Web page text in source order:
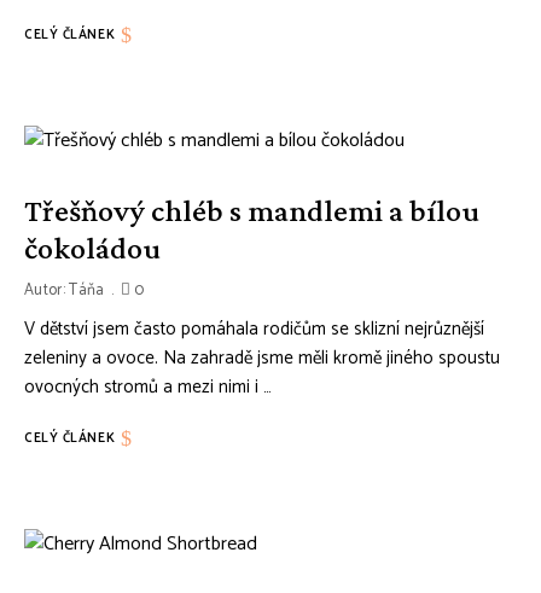
CELÝ ČLÁNEK
Třešňový chléb s mandlemi a bílou
čokoládou
Autor:Táňa 0
V dětství jsem často pomáhala rodičům se sklizní nejrůznější
zeleniny a ovoce. Na zahradě jsme měli kromě jiného spoustu
ovocných stromů a mezi nimi i …
CELÝ ČLÁNEK